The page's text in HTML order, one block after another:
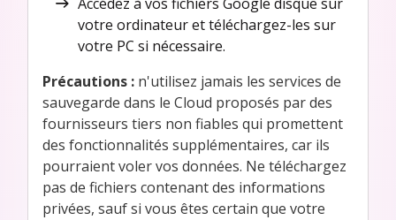
votre ordinateur et téléchargez-les sur
votre PC si nécessaire.
Précautions : n'utilisez jamais les services de
sauvegarde dans le Cloud proposés par des
fournisseurs tiers non fiables qui promettent
des fonctionnalités supplémentaires, car ils
pourraient voler vos données. Ne téléchargez
pas de fichiers contenant des informations
privées, sauf si vous êtes certain que votre